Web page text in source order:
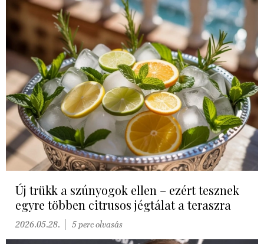
Új trükk a szúnyogok ellen – ezért tesznek
egyre többen citrusos jégtálat a teraszra
2026.05.28. 5 perc olvasás